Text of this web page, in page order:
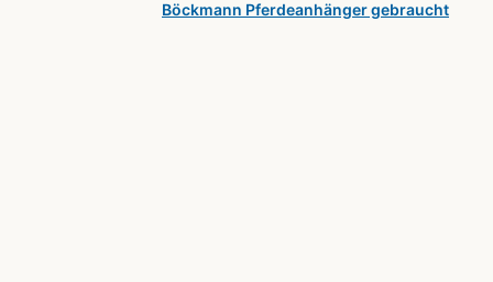
Böckmann Pferdeanhänger gebraucht